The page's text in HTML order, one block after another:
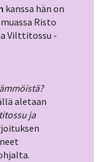
kanssa hän on
Risto
Vilttitossu -
aletaan
ja